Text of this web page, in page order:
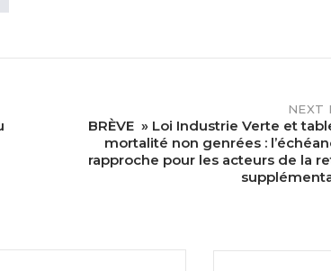
NEXT
BRÈVE » Loi Industrie Verte et
mortalité non genrées :
rapproche pour les acteurs de la